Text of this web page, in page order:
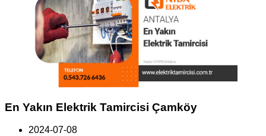
En Yakın Elektrik Tamircisi Çamköy
2024-07-08